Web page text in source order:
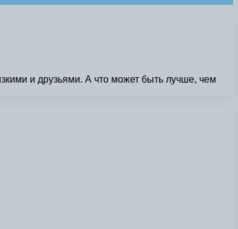
и друзьями. А что может быть лучше, чем